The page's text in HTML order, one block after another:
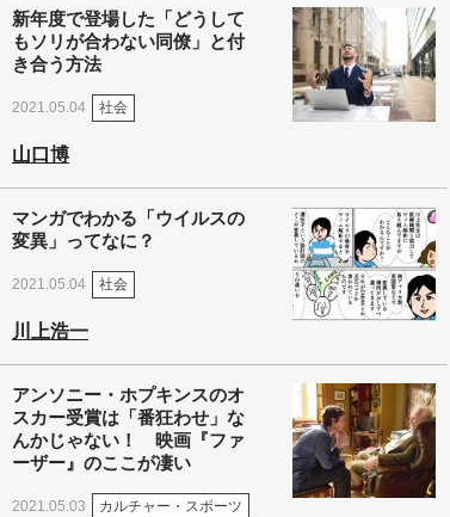
新年度で登場した「どうして
もソリが合わない同僚」と付
き合う方法
2021.05.04 社会
山口博
マンガでわかる「ウイルスの
変異」ってなに？
2021.05.04 社会
川上浩一
アンソニー・ホプキンスのオ
スカー受賞は「番狂わせ」な
んかじゃない！ 映画『ファ
ーザー』のここが凄い
2021.05.03 カルチャー・スポーツ